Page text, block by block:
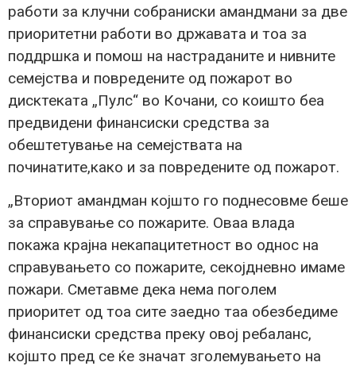
работи за клучни собраниски амандмани за две
приоритетни работи во државата и тоа за
поддршка и помош на настраданите и нивните
семејства и повредените од пожарот во
дисктеката „Пулс“ во Кочани, со коишто беа
предвидени финансиски средства за
обештетување на семејствата на
починатите,како и за повредените од пожарот.
„Вториот амандман којшто го поднесовме беше
за справување со пожарите. Оваа влада
покажа крајна некапацитетност во однос на
справувањето со пожарите, секојдневно имаме
пожари. Сметавме дека нема поголем
приоритет од тоа сите заедно таа обезбедиме
финансиски средства преку овој ребаланс,
којшто пред се ќе значат зголемувањето на